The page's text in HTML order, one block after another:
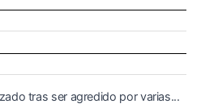
tras ser agredido por varias...